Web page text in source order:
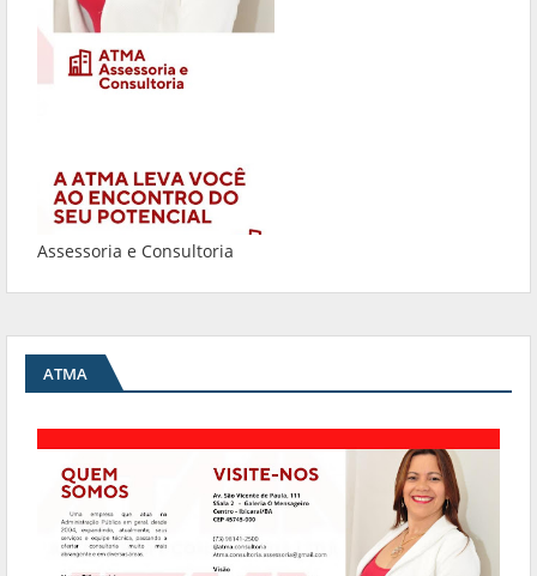
Assessoria e Consultoria
ATMA